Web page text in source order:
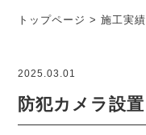
トップページ >施工実績
2025.03.01
防犯カメラ設置